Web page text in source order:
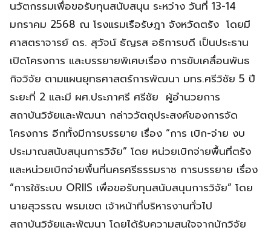
นวัตกรรมเพื่อขอรับทุนสนับสนุน ระหว่าง วันที่ 13-14
มกราคม 2568 ณ โรงแรมเรือรัษฎา จังหวัดตรัง โดยมี
ศาสตราจารย์ ดร. สุวัจน์ ธัญรส อธิการบดี เป็นประธาน
เปิดโครงการ และบรรยายพิเศษเรื่อง การขับเคลื่อนพันธ
กิจวิจัย ตามแผนยุทธศาสตร์การพัฒนา มทร.ศรีวิชัย 5 ปี
ระยะที่ 2 และมี ผศ.ประภาศรี ศรีชัย ผู้อำนวยการ
สถาบันวิจัยและพัฒนา กล่าววัตถุประสงค์ของการจัด
โครงการ อีกทั้งมีการบรรยาย เรื่อง “การ เบิก-จ่าย งบ
ประมาณสนับสนุนการวิจัย” โดย หน่วยเบิกจ่ายพื้นที่ตรัง
และหน่วยเบิกจ่ายพื้นที่นครศรีธรรมราช การบรรยาย เรื่อง
“การใช้ระบบ ORIIS เพื่อขอรับทุนสนับสนุนการวิจัย” โดย
นายสุวรรณ พรมเขต เจ้าหน้าที่บริหารงานทั่วไป
สถาบันวิจัยและพัฒนา โดยได้รับความสนใจจากนักวิจัย